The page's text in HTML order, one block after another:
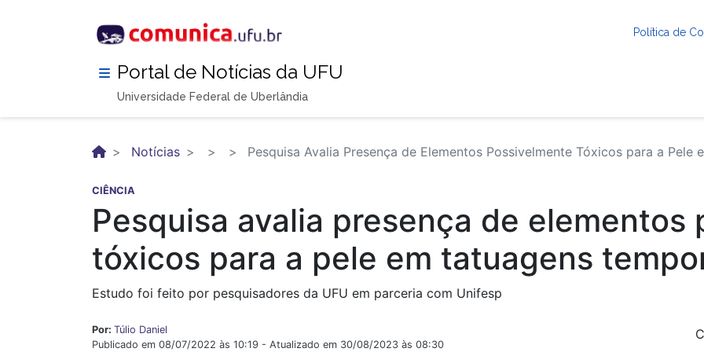
Política de
Portal de Notícias da UFU
Universidade Federal de Uberlândia
Notícias Pesquisa Avalia Presença de Elementos Possivelmente Tóxicos para a Pele
CIÊNCIA
Pesquisa avalia presença de elementos
tóxicos para a pele em tatuagens
Estudo foi feito por pesquisadores da UFU em parceria com Unifesp
Por: Túlio Daniel
Publicado em 08/07/2022 às 10:19 - Atualizado em 30/08/2023 às 08:30